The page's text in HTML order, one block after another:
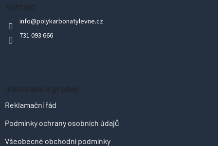
Kontakt
info@polykarbonatylevne.cz
731 093 666
Informace k prodeji
Reklamační řád
Podmínky ochrany osobních údajů
Všeobecné obchodní podmínky